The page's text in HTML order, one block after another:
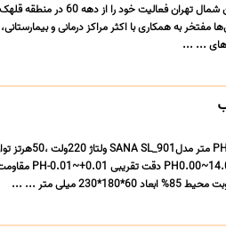
پخش اکسیژن شمال تهران پخش
مفتخر به همکاری با اکثر مراکز درمانی و
... ...